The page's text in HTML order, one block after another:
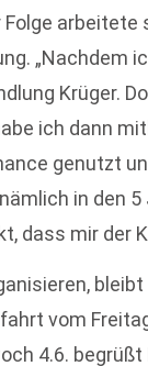
arbeitete
„Nachdem
Krüger.
ich dann
genutzt
in den
dass mir der
vom
4.6. begrüßt